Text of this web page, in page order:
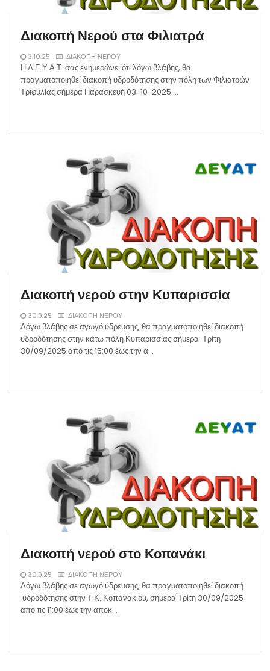
Διακοπή Νερού στα Φιλιατρά
3.10.25 ΔΙΑΚΟΠΗ ΝΕΡΟΥ
Η Δ.Ε.Υ.Α.Τ. σας ενημερώνει ότι λόγω βλάβης, θα
πραγματοποιηθεί διακοπή υδροδότησης στην πόλη των Φιλιατρών
Τριφυλίας σήμερα Παρασκευή 03-10-2025 …
Διακοπή νερού στην Κυπαρισσία
30.9.25 ΔΙΑΚΟΠΗ ΝΕΡΟΥ
Λόγω βλάβης σε αγωγό ύδρευσης, θα πραγματοποιηθεί διακοπή
υδροδότησης στην κάτω πόλη Κυπαρισσίας σήμερα Τρίτη
30/09/2025 από τις 15:00 έως την α…
Διακοπή νερού στο Κοπανάκι
30.9.25 ΔΙΑΚΟΠΗ ΝΕΡΟΥ
Λόγω βλάβης σε αγωγό ύδρευσης, θα πραγματοποιηθεί διακοπή
υδροδότησης στην Τ.Κ. Κοπανακίου, σήμερα Τρίτη 30/09/2025
από τις 11:00 έως την αποκ…